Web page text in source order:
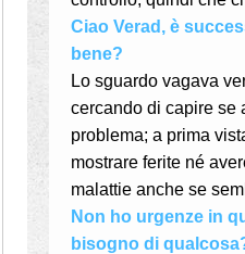
Ciao Verad, è
bene?
Lo sguardo vagava
cercando di capire se
problema; a prima
mostrare ferite né
malattie anche se
Non ho urgenze in
bisogno di